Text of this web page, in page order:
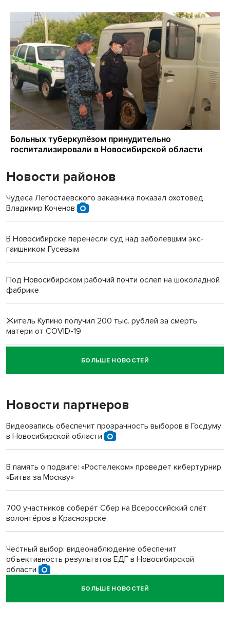
Новости районов
Чудеса Легостаевского заказника показал охотовед
Владимир Коченов
В Новосибирске перенесли суд над заболевшим экс-
гаишником Гусевым
Под Новосибирском рабочий почти ослеп на шоколадной
фабрике
Житель Купино получил 200 тыс. рублей за смерть
матери от COVID-19
Новосибирский суд наказал водителя за смерть
пенсионерки на вокзале
«Мы живём на пастбище!»: в новосибирском селе лошади
терроризируют жителей
Инвалид получил условный срок за избиение врачей
БОЛЬШЕ НОВОСТЕЙ
Новости партнеров
Видеозапись обеспечит прозрачность выборов в Госдуму
в Новосибирской области
В память о подвиге: «Ростелеком» проведет кибертурнир
«Битва за Москву»
700 участников соберёт Сбер на Всероссийский слёт
волонтёров в Красноярске
Честный выбор: видеонаблюдение обеспечит
объективность результатов ЕДГ в Новосибирской
области
Кибертанки пошли в бой: «Ростелеком» объявляет
БОЛЬШЕ НОВОСТЕЙ